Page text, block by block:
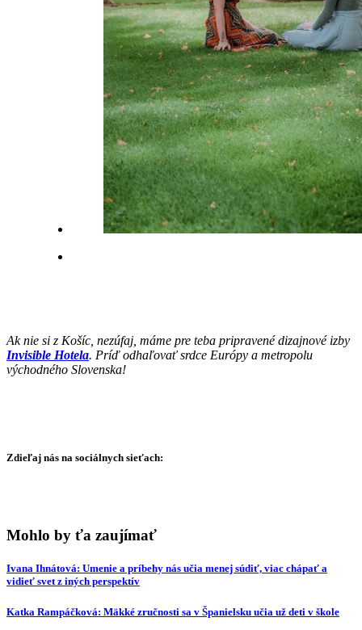
Ak nie si z Košíc, nezúfaj, máme pre teba pripravené dizajnové izby
Invisible Hotela. Príď odhaľovať srdce Európy a metropolu
východného Slovenska!
Zdieľaj nás na sociálnych sieťach:
Mohlo by ťa zaujímať
Ivana Ihnátová: Umenie a príbehy nás učia menej súdiť, viac chápať a
vidieť svet z iných perspektív
Katka Rampáčková: Mäkké zručnosti sa v Španielsku učia už deti v škole